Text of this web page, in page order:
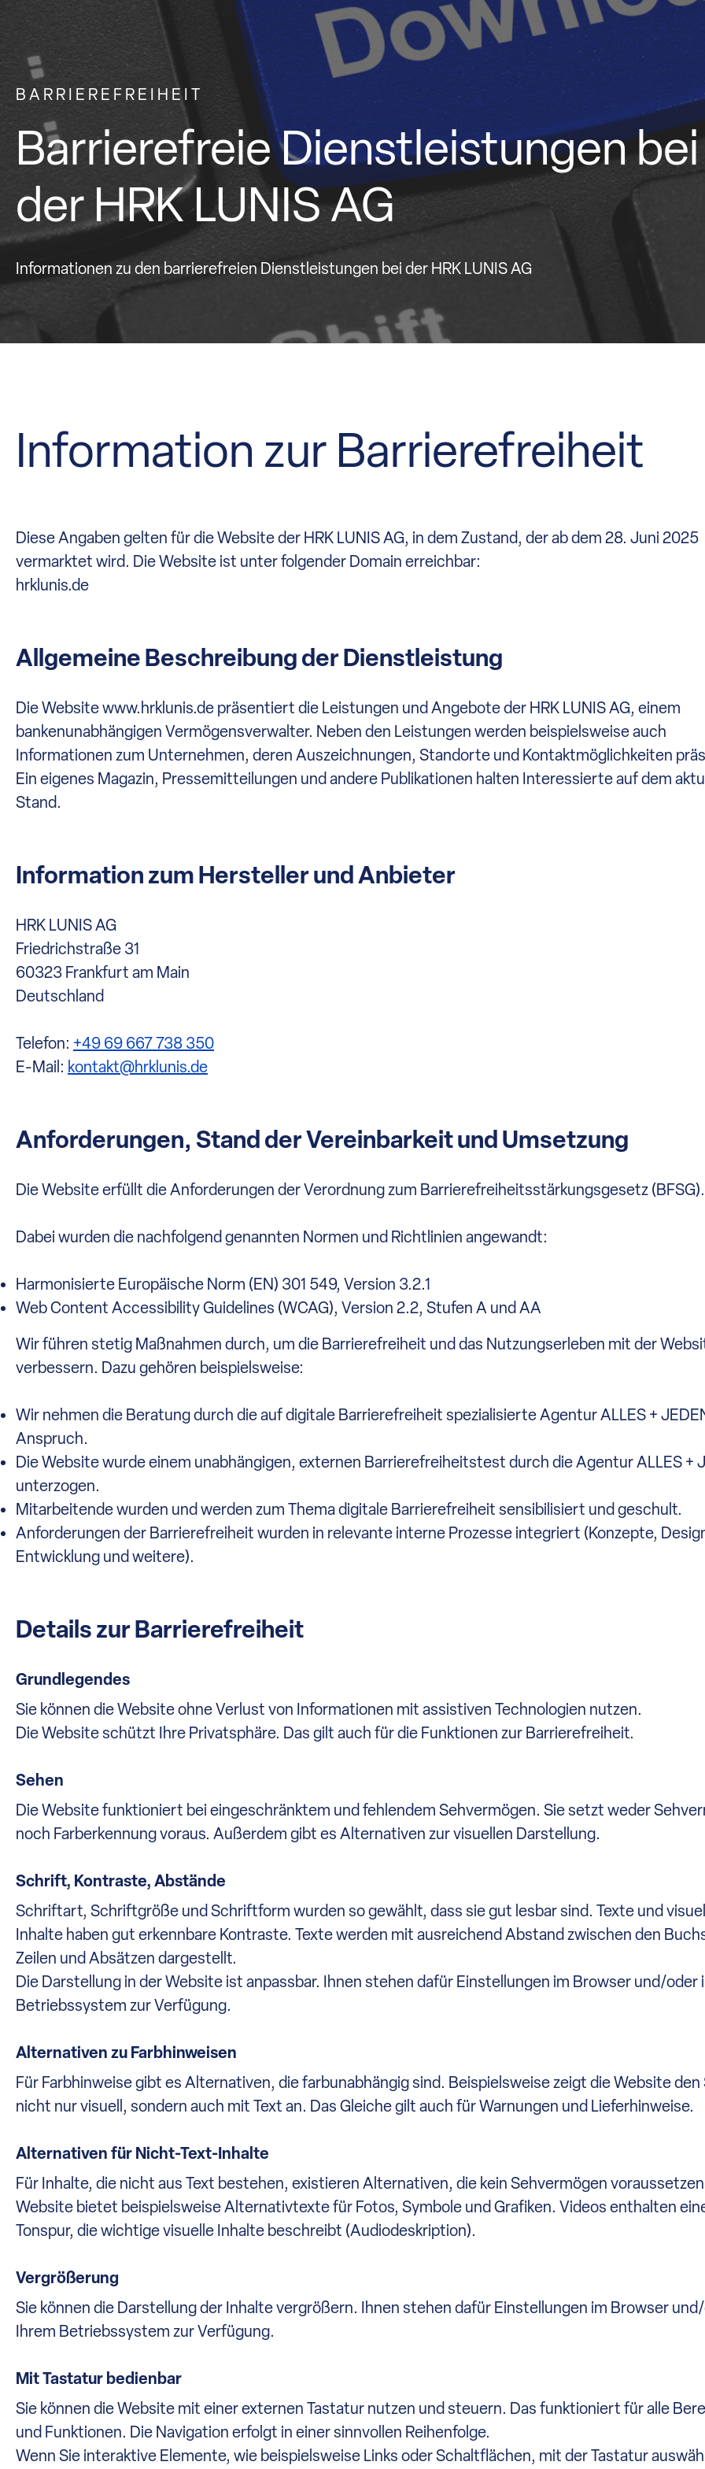
BARRIEREFREIHEIT
Barrierefreie Dienstleistungen bei
der HRK LUNIS AG
Informationen zu den barrierefreien Dienstleistungen bei der HRK LUNIS AG
Information zur Barrierefreiheit
Diese Angaben gelten für die Website der HRK LUNIS AG, in dem Zustand, der ab dem 28. Juni 2025
vermarktet wird. Die Website ist unter folgender Domain erreichbar:
hrklunis.de
Allgemeine Beschreibung der Dienstleistung
Die Website www.hrklunis.de präsentiert die Leistungen und Angebote der HRK LUNIS AG, einem
bankenunabhängigen Vermögensverwalter. Neben den Leistungen werden beispielsweise auch
Informationen zum Unternehmen, deren Auszeichnungen, Standorte und Kontaktmöglichkeiten
Ein eigenes Magazin, Pressemitteilungen und andere Publikationen halten Interessierte auf dem
Stand.
Information zum Hersteller und Anbieter
HRK LUNIS AG
Friedrichstraße 31
60323 Frankfurt am Main
Deutschland
Telefon: +49 69 667 738 350
E-Mail: kontakt@hrklunis.de
Anforderungen, Stand der Vereinbarkeit und Umsetzung
Die Website erfüllt die Anforderungen der Verordnung zum Barrierefreiheitsstärkungsgesetz (BFSG).
Dabei wurden die nachfolgend genannten Normen und Richtlinien angewandt:
Harmonisierte Europäische Norm (EN) 301 549, Version 3.2.1
Web Content Accessibility Guidelines (WCAG), Version 2.2, Stufen A und AA
Wir führen stetig Maßnahmen durch, um die Barrierefreiheit und das Nutzungserleben mit der
verbessern. Dazu gehören beispielsweise:
Wir nehmen die Beratung durch die auf digitale Barrierefreiheit spezialisierte Agentur ALLES +
Anspruch.
Die Website wurde einem unabhängigen, externen Barrierefreiheitstest durch die Agentur ALLES +
unterzogen.
Mitarbeitende wurden und werden zum Thema digitale Barrierefreiheit sensibilisiert und geschult.
Anforderungen der Barrierefreiheit wurden in relevante interne Prozesse integriert (Konzepte,
Entwicklung und weitere).
Details zur Barrierefreiheit
Grundlegendes
Sie können die Website ohne Verlust von Informationen mit assistiven Technologien nutzen.
Die Website schützt Ihre Privatsphäre. Das gilt auch für die Funktionen zur Barrierefreiheit.
Sehen
Die Website funktioniert bei eingeschränktem und fehlendem Sehvermögen. Sie setzt weder
noch Farberkennung voraus. Außerdem gibt es Alternativen zur visuellen Darstellung.
Schrift, Kontraste, Abstände
Schriftart, Schriftgröße und Schriftform wurden so gewählt, dass sie gut lesbar sind. Texte und
Inhalte haben gut erkennbare Kontraste. Texte werden mit ausreichend Abstand zwischen den
Zeilen und Absätzen dargestellt.
Die Darstellung in der Website ist anpassbar. Ihnen stehen dafür Einstellungen im Browser und/oder
Betriebssystem zur Verfügung.
Alternativen zu Farbhinweisen
Für Farbhinweise gibt es Alternativen, die farbunabhängig sind. Beispielsweise zeigt die Website
nicht nur visuell, sondern auch mit Text an. Das Gleiche gilt auch für Warnungen und Lieferhinweise.
Alternativen für Nicht-Text-Inhalte
Für Inhalte, die nicht aus Text bestehen, existieren Alternativen, die kein Sehvermögen
Website bietet beispielsweise Alternativtexte für Fotos, Symbole und Grafiken. Videos enthalten
Tonspur, die wichtige visuelle Inhalte beschreibt (Audiodeskription).
Vergrößerung
Sie können die Darstellung der Inhalte vergrößern. Ihnen stehen dafür Einstellungen im Browser
Ihrem Betriebssystem zur Verfügung.
Mit Tastatur bedienbar
Sie können die Website mit einer externen Tastatur nutzen und steuern. Das funktioniert für alle
und Funktionen. Die Navigation erfolgt in einer sinnvollen Reihenfolge.
Wenn Sie interaktive Elemente, wie beispielsweise Links oder Schaltflächen, mit der Tastatur
HRK LUNIS AG
Ihr bankenunabhängiger
Vermögensverwalter
Ansprechpartner/-innen